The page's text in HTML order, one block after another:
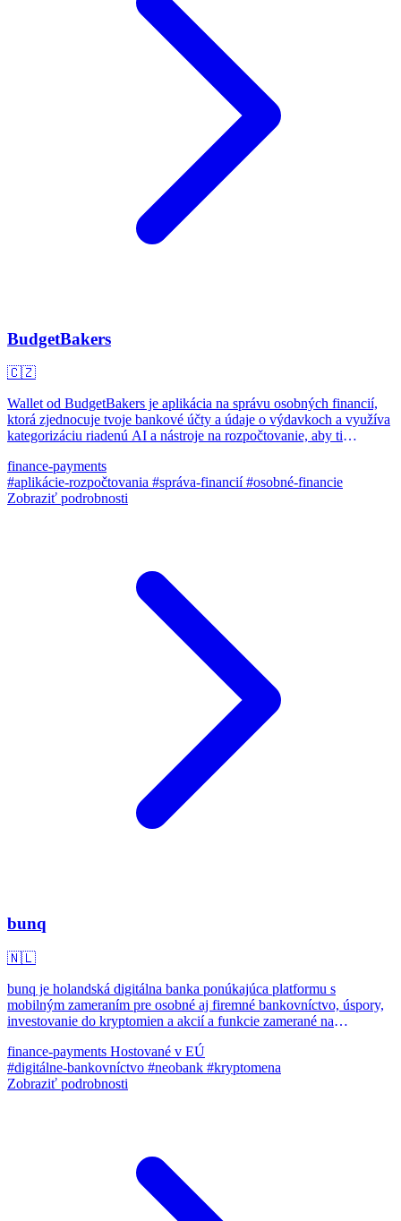
BudgetBakers
🇨🇿
Wallet od BudgetBakers je aplikácia na správu osobných financií,
ktorá zjednocuje tvoje bankové účty a údaje o výdavkoch a využíva
kategorizáciu riadenú AI a nástroje na rozpočtovanie, aby ti
finance-payments
#aplikácie-rozpočtovania #správa-financií#osobné-financie
Zobraziť podrobnosti
bunq
🇳🇱
bunq je holandská digitálna banka ponúkajúca platformu s
mobilným zameraním pre osobné aj firemné bankovníctvo, úspory,
investovanie do kryptomien a akcií a funkcie zamerané na
finance-payments Hostované v EÚ
#digitálne-bankovníctvo #neobank #kryptomena
Zobraziť podrobnosti